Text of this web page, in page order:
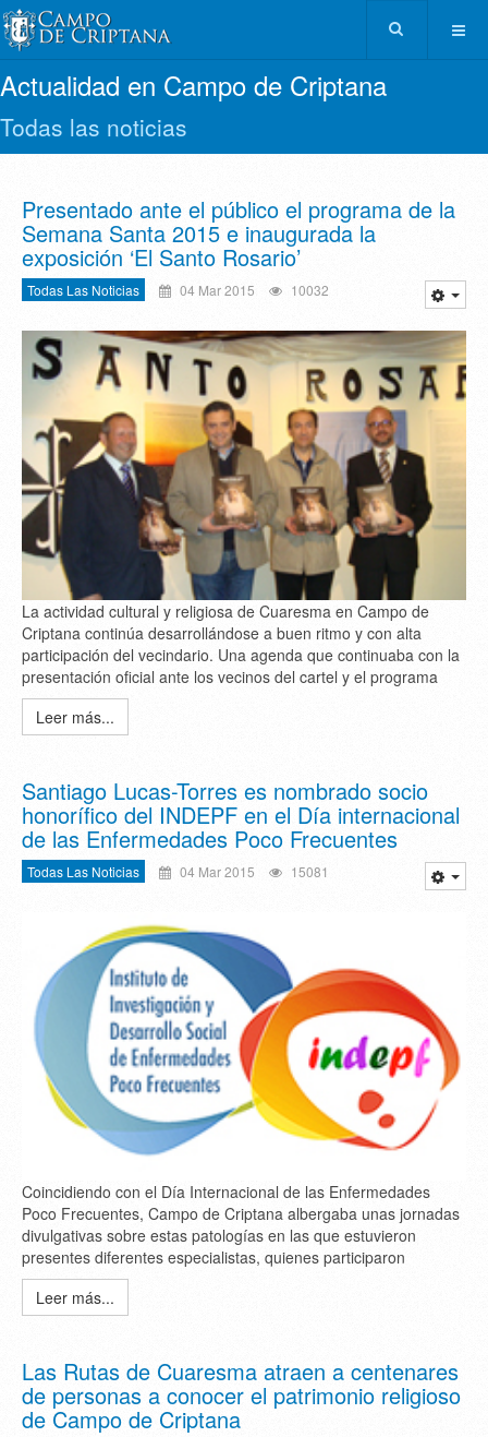
Actualidad en Campo de Criptana
Todas las noticias
Presentado ante el público el programa de la
Semana Santa 2015 e inaugurada la
exposición ‘El Santo Rosario’
Todas Las Noticias 04 Mar 2015 10032
La actividad cultural y religiosa de Cuaresma en Campo de
Criptana continúa desarrollándose a buen ritmo y con alta
participación del vecindario. Una agenda que continuaba con la
presentación oficial ante los vecinos del cartel y el programa
Leer más...
Santiago Lucas-Torres es nombrado socio
honorífico del INDEPF en el Día internacional
de las Enfermedades Poco Frecuentes
Todas Las Noticias 04 Mar 2015 15081
Coincidiendo con el Día Internacional de las Enfermedades
Poco Frecuentes, Campo de Criptana albergaba unas jornadas
divulgativas sobre estas patologías en las que estuvieron
presentes diferentes especialistas, quienes participaron
Leer más...
Las Rutas de Cuaresma atraen a centenares
de personas a conocer el patrimonio religioso
de Campo de Criptana